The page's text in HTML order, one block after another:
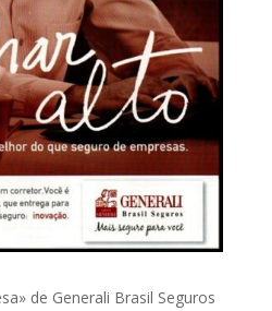
de Generali Brasil Seguros